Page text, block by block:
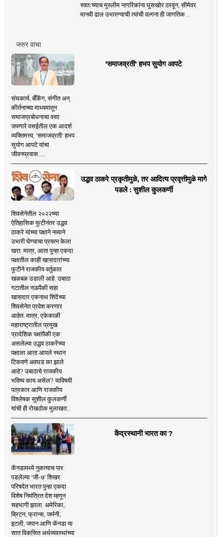
स्वतःच्याच मुस्लीम नागरिकांना घुसखोर ठरवून, सीमेवर
मानवी ढाल उभारण्याची त्यांची वल्गना ही जागतिक ..
जरुर वाचा
'समाजव्रती' हभप सुयोग आपटे
संघकार्य, बँकिंग, संगीत अन्
कीर्तनाच्या माध्यमातून
समाजप्रबोधनाचा वसा
जपणारे वसईतील एक आदर्श
व्यक्तिमत्त्व, 'समाजव्रती' हभप
सुयोग आपटे यांचा
जीवनप्रवास.....
उद्धव ठाकरे प्रकृतीमुळे, तर आदित्य प्रवृत्तीमुळे मागे
पडले : सुशील कुलकर्णी
शिवसेनेतील २०२२च्या
ऐतिहासिक फुटीनंतर उद्धव
ठाकरे यांच्या पक्षाने नव्याने
उभारी घेण्याचा प्रयत्न केला
खरा. मात्र, आता पुन्हा एकदा
पक्षातील काही खासदारांच्या
फुटीने राजकीय वर्तुळात
खळबळ उडाली आहे. उबाठा
गटातील नऊपैकी सहा
खासदार एकनाथ शिंदेंच्या
शिवसेनेत प्रवेश करणार
आहेत. मात्र, एकेकाळी
महाराष्ट्रातील प्रमुख
प्रादेशिक पक्षांपैकी एक
असलेल्या उद्धव ठाकरेंच्या
पक्षाला आता आपले स्थान
टिकवणे अवघड का झाले
आहे? उबाठाचे राजकीय
भविष्य काय असेल? याविषयी
पत्रकार आणि राजकीय
विश्लेषक सुशील कुलकर्णी
यांची ही रोखठोक मुलाखत..
केंद्रस्थानी भारत का ?
कॅनडामध्ये नुकत्याच पार
पडलेल्या 'जी-७' शिखर
परिषदेत भारत पुन्हा एकदा
विशेष निमंत्रित देश म्हणून
सहभागी झाला. अमेरिका,
ब्रिटन, फ्रान्स, जर्मनी,
इटली, जपान आणि कॅनडा या
सात विकसित अर्थव्यवस्थांच्या